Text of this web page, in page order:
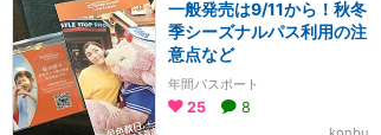
一般発売は9/11から！秋冬
季シーズナルパス利用の注
意点など
年間パスポート
25 8